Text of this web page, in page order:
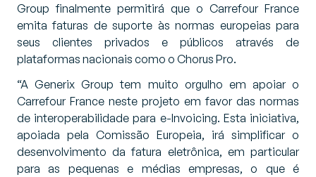
Group finalmente permitirá que o Carrefour France
emita faturas de suporte às normas europeias para
seus clientes privados e públicos através de
plataformas nacionais como o Chorus Pro.
“A Generix Group tem muito orgulho em apoiar o
Carrefour France neste projeto em favor das normas
de interoperabilidade para e-Invoicing. Esta iniciativa,
apoiada pela Comissão Europeia, irá simplificar o
desenvolvimento da fatura eletrônica, em particular
para as pequenas e médias empresas, o que é